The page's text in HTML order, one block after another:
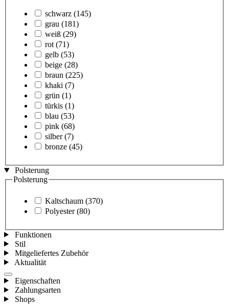
schwarz (145)
grau (181)
weiß (29)
rot (71)
gelb (53)
beige (28)
braun (225)
khaki (7)
grün (1)
türkis (1)
blau (53)
pink (68)
silber (7)
bronze (45)
Polsterung
Polsterung
Kaltschaum (370)
Polyester (80)
Funktionen
Stil
Mitgeliefertes Zubehör
Aktualität
Eigenschaften
Zahlungsarten
Shops